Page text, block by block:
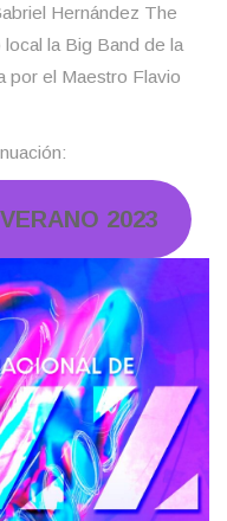
Hernández The
la Big Band de la
por el Maestro Flavio
2023